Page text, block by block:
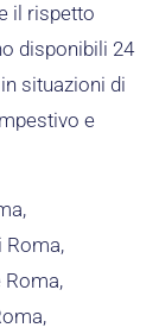
il rispetto
disponibili 24
situazioni di
e
Roma,
Roma,